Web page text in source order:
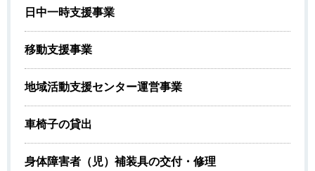
日中一時支援事業
移動支援事業
地域活動支援センター運営事業
車椅子の貸出
身体障害者（児）補装具の交付・修理